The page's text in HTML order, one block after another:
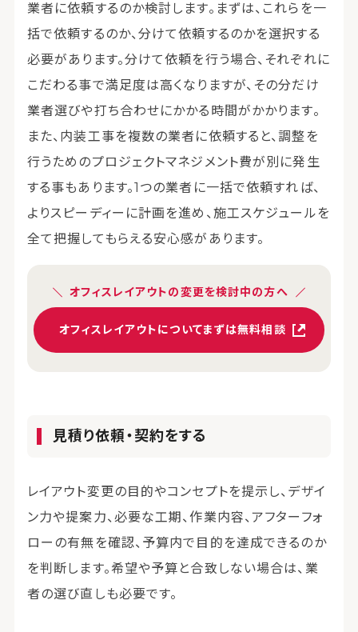
業者に依頼するのか検討します。まずは、これらを一
括で依頼するのか、分けて依頼するのかを選択する
必要があります。分けて依頼を行う場合、それぞれに
こだわる事で満足度は高くなりますが、その分だけ
業者選びや打ち合わせにかかる時間がかかります。
また、内装工事を複数の業者に依頼すると、調整を
行うためのプロジェクトマネジメント費が別に発生
する事もあります。1つの業者に一括で依頼すれば、
よりスピーディーに計画を進め、施工スケジュールを
全て把握してもらえる安心感があります。
オフィスレイアウトの変更を検討中の方へ
オフィスレイアウトについてまずは無料相談
見積り依頼・契約をする
レイアウト変更の目的やコンセプトを提示し、デザイ
ン力や提案力、必要な工期、作業内容、アフターフォ
ローの有無を確認、予算内で目的を達成できるのか
を判断します。希望や予算と合致しない場合は、業
者の選び直しも必要です。